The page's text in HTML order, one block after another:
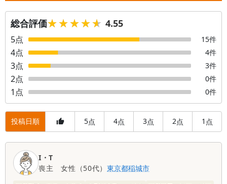
総合評価★★★★★
★★★★★ 4.55
5点 15件
4点 4件
3点 3件
2点 0件
1 点 0件
投稿日順 5点 4点 3点 2点 1 点
口
I・T
喪主
女性 （50代）東京都稲城市